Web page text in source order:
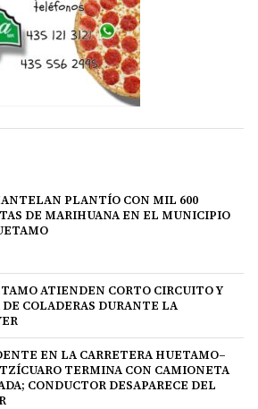
PLANTÍO CON MIL 600
DE MARIHUANA EN EL MUNICIPIO
ATIENDEN CORTO CIRCUITO Y
COLADERAS DURANTE LA
EN LA CARRETERA HUETAMO–
TERMINA CON CAMIONETA
CONDUCTOR DESAPARECE DEL